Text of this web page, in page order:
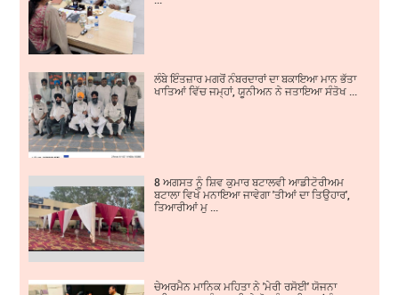
ਲੰਬੇ ਇੰਤਜ਼ਾਰ ਮਗਰੋਂ ਨੰਬਰਦਾਰਾਂ ਦਾ ਬਕਾਇਆ ਮਾਨ ਭੱਤਾ
ਖਾਤਿਆਂ ਵਿੱਚ ਜਮ੍ਹਾਂ, ਯੂਨੀਅਨ ਨੇ ਜਤਾਇਆ ਸੰਤੋਖ ...
8 ਅਗਸਤ ਨੂੰ ਸ਼ਿਵ ਕੁਮਾਰ ਬਟਾਲਵੀ ਆਡੀਟੋਰੀਅਮ
ਬਟਾਲਾ ਵਿਖੇ ਮਨਾਇਆ ਜਾਵੇਗਾ 'ਤੀਆਂ ਦਾ ਤਿਉਹਾਰ',
ਤਿਆਰੀਆਂ ਮੁ ...
ਚੇਅਰਮੈਨ ਮਾਨਿਕ ਮਹਿਤਾ ਨੇ 'ਮੇਰੀ ਰਸੋਈ' ਯੋਜਨਾ